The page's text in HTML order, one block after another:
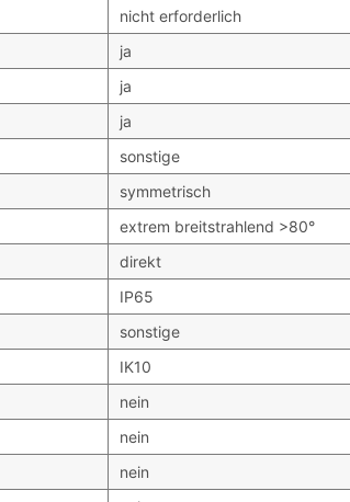
nicht erforderlich
ja
ja
ja
sonstige
symmetrisch
extrem breitstrahlend >80°
direkt
IP65
sonstige
IK10
nein
nein
nein